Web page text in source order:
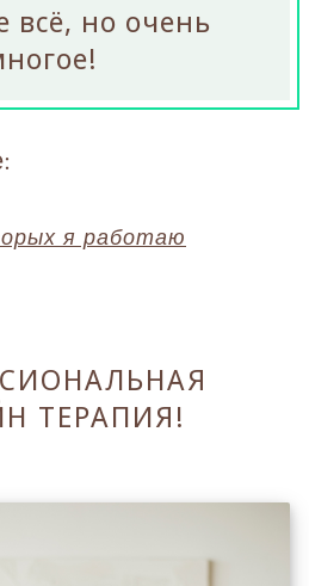
всё, но очень
я работаю
ТЕРАПИЯ!